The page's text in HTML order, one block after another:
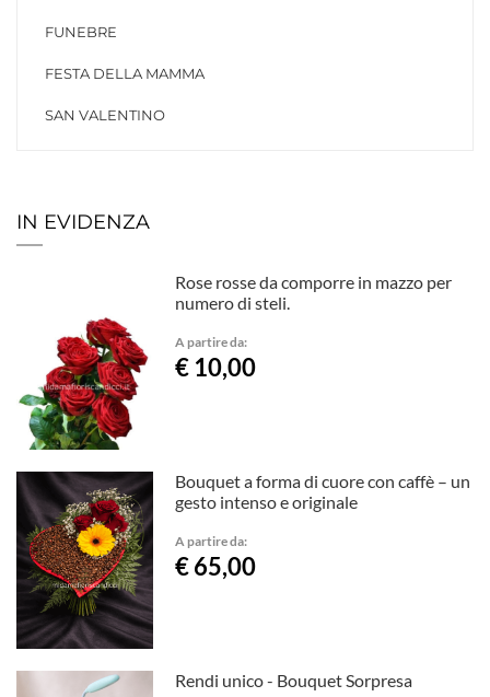
FUNEBRE
FESTA DELLA MAMMA
SAN VALENTINO
IN EVIDENZA
Rose rosse da comporre in mazzo per
numero di steli.
A partire da:
€ 10,00
Bouquet a forma di cuore con caffè – un
gesto intenso e originale
A partire da:
€ 65,00
Rendi unico - Bouquet Sorpresa